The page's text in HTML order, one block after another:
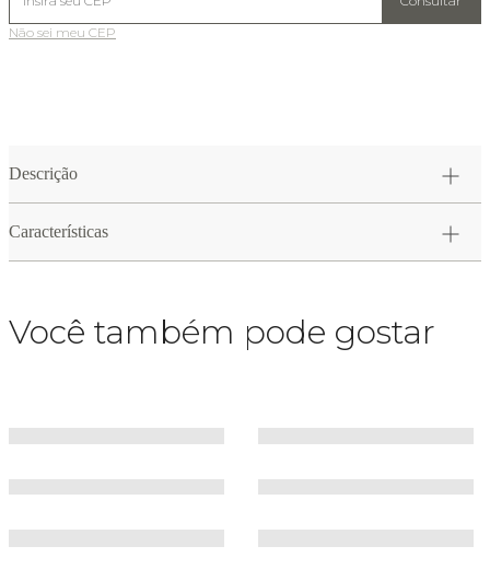
Não sei meu CEP
Descrição
Características
Você também pode gostar